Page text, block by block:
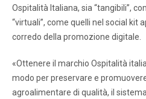
Ospitalità Italiana, sia “tangibili”,
“virtuali”, come quelli nel social kit
corredo della promozione digitale.
«Ottenere il marchio Ospitalità
modo per preservare e
agroalimentare di qualità, il